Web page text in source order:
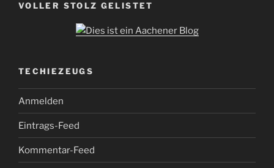
VOLLER STOLZ GELISTET
TECHIEZEUGS
Anmelden
Eintrags-Feed
Kommentar-Feed